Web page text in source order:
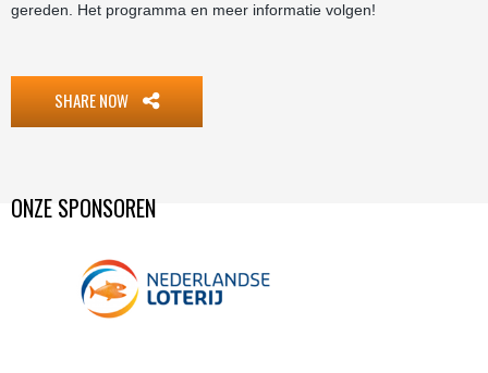
gereden. Het programma en meer informatie volgen!
SHARE NOW
ONZE SPONSOREN